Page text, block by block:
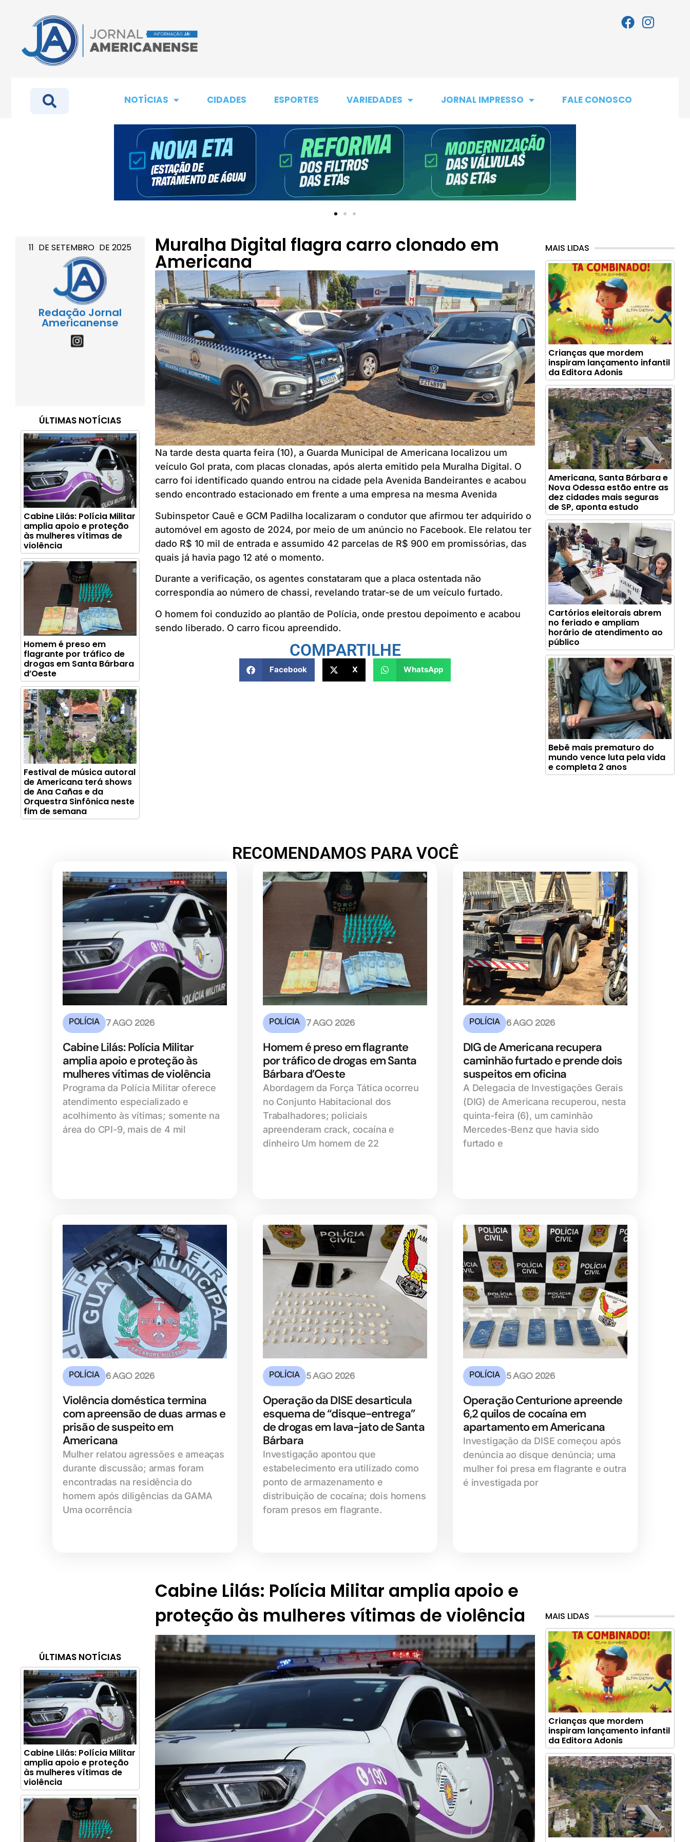
NOTÍCIAS CIDADES ESPORTES VARIEDADES JORNAL IMPRESSO FALE CONOSCO
11 DE SETEMBRO DE 2025
Redação Jornal
Americanense
ÚLTIMAS NOTÍCIAS
Cabine Lilás: Polícia Militar
amplia apoio e proteção
às mulheres vítimas de
violência
Homem é preso em
flagrante por tráfico de
drogas em Santa Bárbara
d’Oeste
Festival de música autoral
de Americana terá shows
de Ana Cañas e da
Orquestra Sinfônica neste
fim de semana
Muralha Digital flagra carro clonado em
Americana
Na tarde desta quarta feira (10), a Guarda Municipal de Americana localizou um
veículo Gol prata, com placas clonadas, após alerta emitido pela Muralha Digital. O
carro foi identificado quando entrou na cidade pela Avenida Bandeirantes e acabou
sendo encontrado estacionado em frente a uma empresa na mesma Avenida
Subinspetor Cauê e GCM Padilha localizaram o condutor que afirmou ter adquirido o
automóvel em agosto de 2024, por meio de um anúncio no Facebook. Ele relatou ter
dado R$ 10 mil de entrada e assumido 42 parcelas de R$ 900 em promissórias, das
quais já havia pago 12 até o momento.
Durante a verificação, os agentes constataram que a placa ostentada não
correspondia ao número de chassi, revelando tratar-se de um veículo furtado.
O homem foi conduzido ao plantão de Polícia, onde prestou depoimento e acabou
sendo liberado. O carro ficou apreendido.
COMPARTILHE
Facebook X WhatsApp
MAIS LIDAS
Crianças que mordem
inspiram lançamento infantil
da Editora Adonis
Americana, Santa Bárbara e
Nova Odessa estão entre as
dez cidades mais seguras
de SP, aponta estudo
Cartórios eleitorais abrem
no feriado e ampliam
horário de atendimento ao
público
Bebê mais prematuro do
mundo vence luta pela vida
e completa 2 anos
RECOMENDAMOS PARA VOCÊ
POLÍCIA 7 AGO 2026
Cabine Lilás: Polícia Militar
amplia apoio e proteção às
mulheres vítimas de violência
Programa da Polícia Militar oferece
atendimento especializado e
acolhimento às vítimas; somente na
área do CPI-9, mais de 4 mil
POLÍCIA 7 AGO 2026
Homem é preso em flagrante
por tráfico de drogas em Santa
Bárbara d’Oeste
Abordagem da Força Tática ocorreu
no Conjunto Habitacional dos
Trabalhadores; policiais
apreenderam crack, cocaína e
dinheiro Um homem de 22
POLÍCIA 6 AGO 2026
DIG de Americana recupera
caminhão furtado e prende dois
suspeitos em oficina
A Delegacia de Investigações Gerais
(DIG) de Americana recuperou, nesta
quinta-feira (6), um caminhão
Mercedes-Benz que havia sido
furtado e
POLÍCIA 6 AGO 2026
Violência doméstica termina
com apreensão de duas armas e
prisão de suspeito em
Americana
Mulher relatou agressões e ameaças
durante discussão; armas foram
encontradas na residência do
homem após diligências da GAMA
Uma ocorrência
POLÍCIA 5 AGO 2026
Operação da DISE desarticula
esquema de “disque-entrega”
de drogas em lava-jato de Santa
Bárbara
Investigação apontou que
estabelecimento era utilizado como
ponto de armazenamento e
distribuição de cocaína; dois homens
foram presos em flagrante.
POLÍCIA 5 AGO 2026
Operação Centurione apreende
6,2 quilos de cocaína em
apartamento em Americana
Investigação da DISE começou após
denúncia ao disque denúncia; uma
mulher foi presa em flagrante e outra
é investigada por
ÚLTIMAS NOTÍCIAS
Cabine Lilás: Polícia Militar
amplia apoio e proteção
às mulheres vítimas de
violência
Cabine Lilás: Polícia Militar amplia apoio e
proteção às mulheres vítimas de violência
MAIS LIDAS
Crianças que mordem
inspiram lançamento infantil
da Editora Adonis